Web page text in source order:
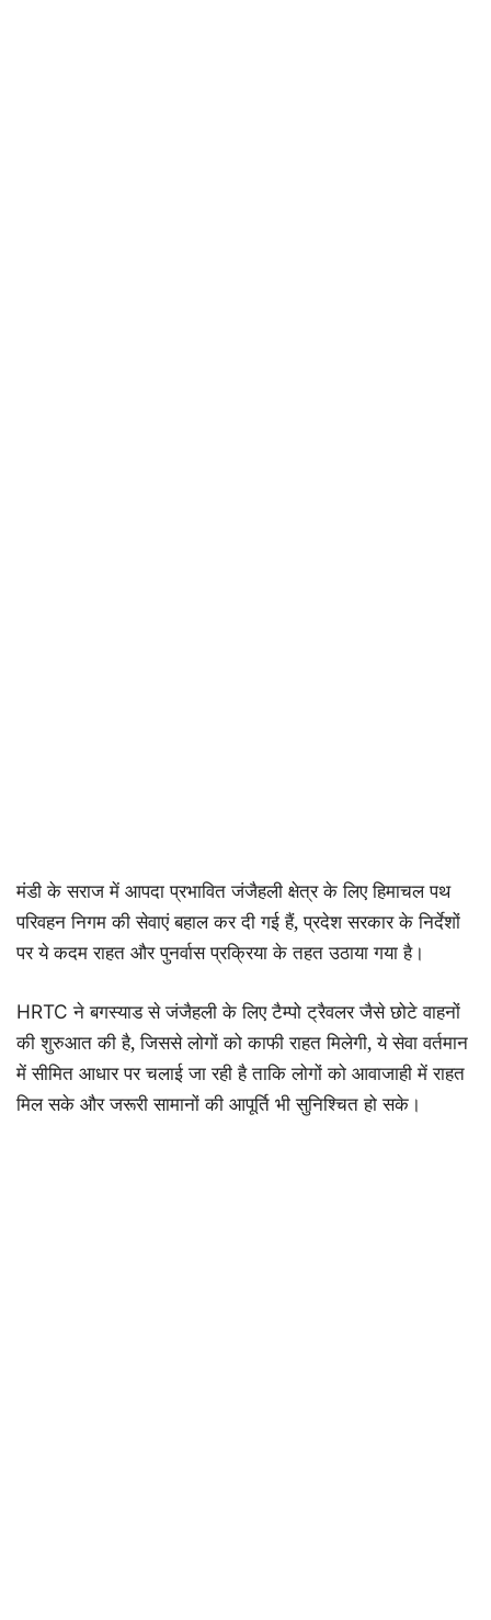
मंडी के सराज में आपदा प्रभावित जंजैहली क्षेत्र के लिए हिमाचल पथ
परिवहन निगम की सेवाएं बहाल कर दी गई हैं, प्रदेश सरकार के निर्देशों
पर ये कदम राहत और पुनर्वास प्रक्रिया के तहत उठाया गया है।
HRTC ने बगस्याड से जंजैहली के लिए टैम्पो ट्रैवलर जैसे छोटे वाहनों
की शुरुआत की है, जिससे लोगों को काफी राहत मिलेगी, ये सेवा वर्तमान
में सीमित आधार पर चलाई जा रही है ताकि लोगों को आवाजाही में राहत
मिल सके और जरूरी सामानों की आपूर्ति भी सुनिश्चित हो सके।